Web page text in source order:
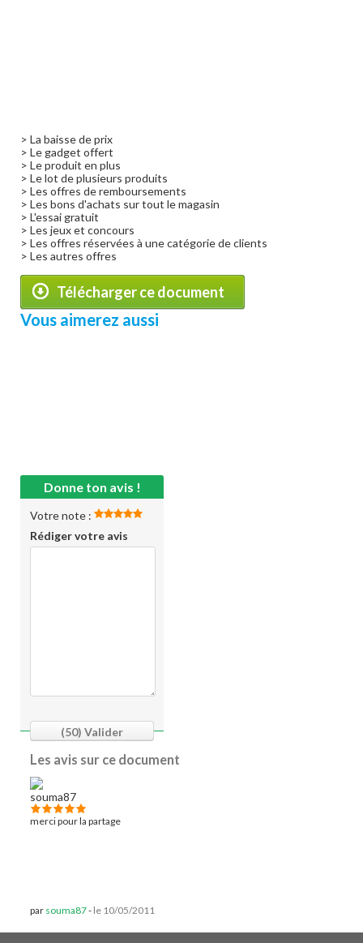
> La baisse de prix
> Le gadget offert
> Le produit en plus
> Le lot de plusieurs produits
> Les offres de remboursements
> Les bons d'achats sur tout le magasin
> L'essai gratuit
> Les jeux et concours
> Les offres réservées à une catégorie de clients
> Les autres offres
Télécharger ce document
Vous aimerez aussi
Donne ton avis !
Votre note :
Rédiger votre avis
(50) Valider
Les avis sur ce document
merci pour la partage
par souma87- le 10/05/2011